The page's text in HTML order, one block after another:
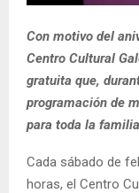
N
U
Con motivo del
Centro Cultural
gratuita que,
programación de
para toda la
Cada sábado de
horas, el Centro